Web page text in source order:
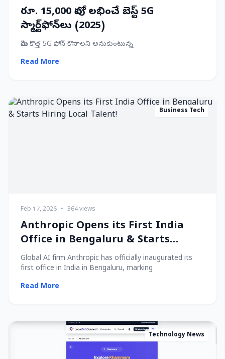
రూ. 15,000 లోపు లభించే బెస్ట్ 5G
స్మార్ట్‌ఫోన్‌లు (2025)
మీరు కొత్త 5G ఫోన్ కొనాలని అనుకుంటున్న
Read More
Business Tech
Feb 17, 2026 • 364 views
Anthropic Opens its First India
Office in Bengaluru & Starts
Hiring Local Talent!
Global AI firm Anthropic has officially inaugurated its
first office in India in Bengaluru, marking
Read More
Technology News